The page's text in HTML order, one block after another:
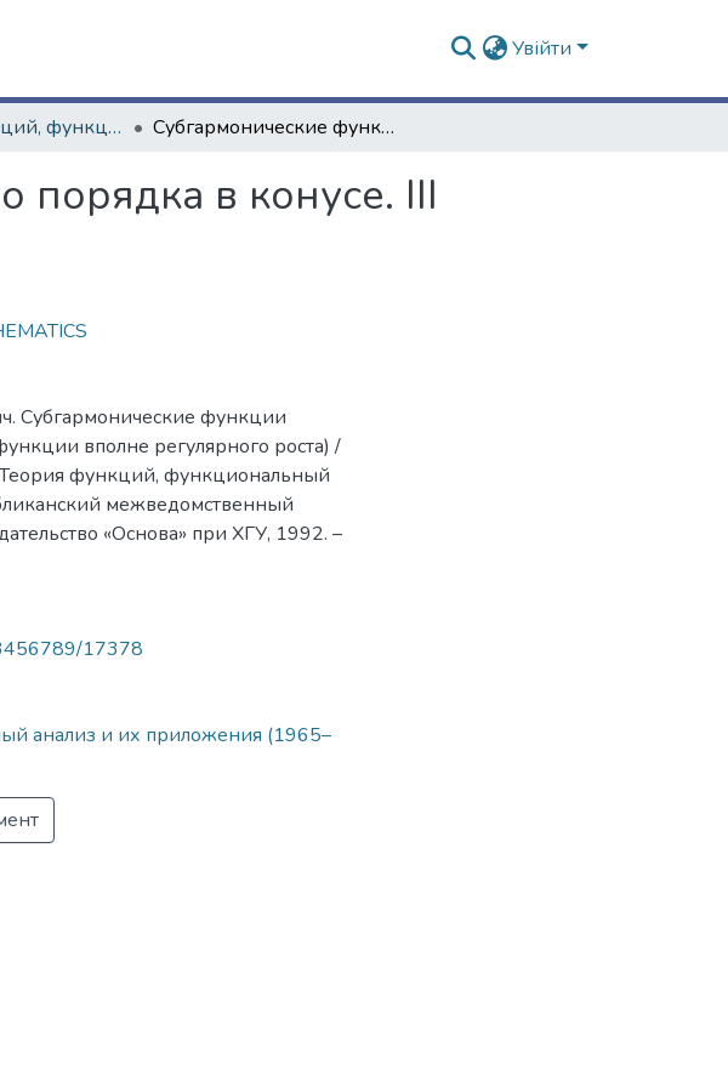
Увійти
Теория функций, функциональный анализ и их приложения (1965–1985 гг.) Субгармонические функции конечного порядка в конусе. III (функции вполне регулярного роста)
порядка в конусе. III
Субгармонические функции
вполне регулярного роста) /
функций, функциональный
межведомственный
«Основа» при ХГУ, 1992. –
17378
анализ и их приложения (1965–